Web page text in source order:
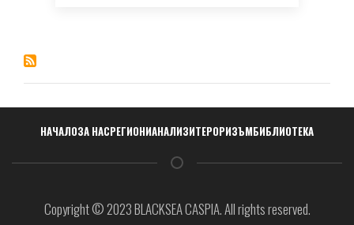
Навигация
НАЧАЛОЗА НАСРЕГИОНИАНАЛИЗИТЕРОРИЗЪМБИБЛИОТЕКА
Copyright © 2023 BLACKSEA CASPIA. All rights reserved.